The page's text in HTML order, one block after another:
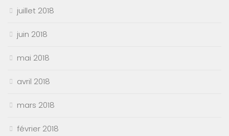
juillet 2018
juin 2018
mai 2018
avril 2018
mars 2018
février 2018